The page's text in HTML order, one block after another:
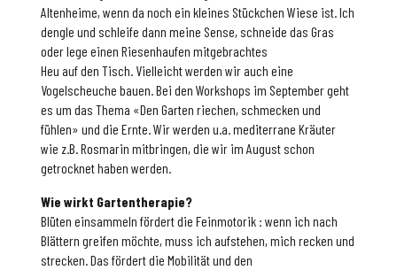
Altenheime, wenn da noch ein kleines Stückchen Wiese ist. Ich
dengle und schleife dann meine Sense, schneide das Gras
oder lege einen Riesenhaufen mitgebrachtes
Heu auf den Tisch. Vielleicht werden wir auch eine
Vogelscheuche bauen. Bei den Workshops im September geht
es um das Thema «Den Garten riechen, schmecken und
fühlen» und die Ernte. Wir werden u.a. mediterrane Kräuter
wie z.B. Rosmarin mitbringen, die wir im August schon
getrocknet haben werden.
Wie wirkt Gartentherapie?
Blüten einsammeln fördert die Feinmotorik : wenn ich nach
Blättern greifen möchte, muss ich aufstehen, mich recken und
strecken. Das fördert die Mobilität und den